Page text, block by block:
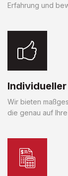
Erfahrung und
Wir bieten
die genau auf